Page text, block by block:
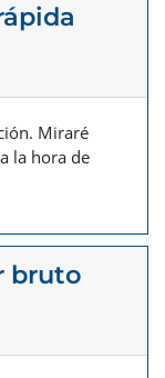
Miraré
la hora de
bruto